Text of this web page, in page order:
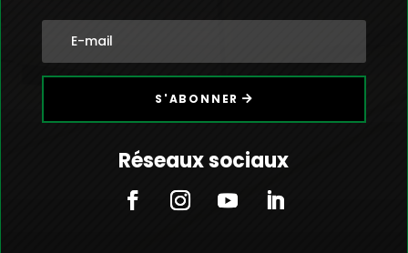
S'ABONNER
Réseaux sociaux